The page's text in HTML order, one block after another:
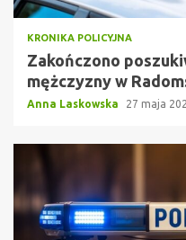
KRONIKA POLICYJNA
Zakończono
mężczyzny w
Anna Laskowska 27 maja